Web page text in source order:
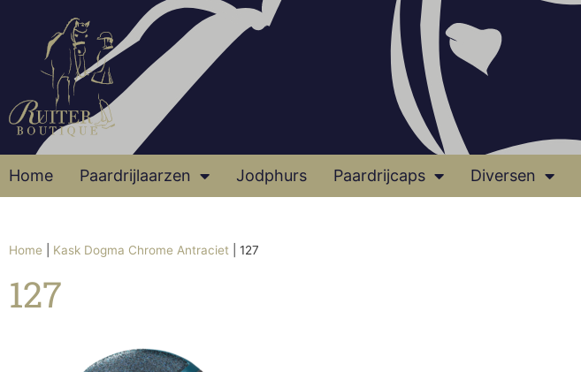
Home Paardrijlaarzen Jodphurs Paardrijcaps Diversen
Home Kask Dogma Chrome Antraciet 127
127